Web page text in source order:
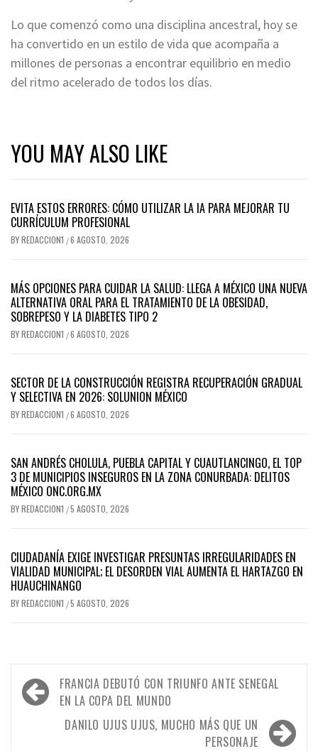
Lo que comenzó como una disciplina ancestral, hoy se
ha convertido en un estilo de vida que acompaña a
millones de personas a encontrar equilibrio en medio
del ritmo acelerado de todos los días.
YOU MAY ALSO LIKE
EVITA ESTOS ERRORES: CÓMO UTILIZAR LA IA PARA MEJORAR TU
CURRÍCULUM PROFESIONAL
BYREDACCION1 /6 AGOSTO, 2026
MÁS OPCIONES PARA CUIDAR LA SALUD: LLEGA A MÉXICO UNA NUEVA
ALTERNATIVA ORAL PARA EL TRATAMIENTO DE LA OBESIDAD,
SOBREPESO Y LA DIABETES TIPO 2
BYREDACCION1 /6 AGOSTO, 2026
SECTOR DE LA CONSTRUCCIÓN REGISTRA RECUPERACIÓN GRADUAL
Y SELECTIVA EN 2026: SOLUNION MÉXICO
BYREDACCION1 /6 AGOSTO, 2026
SAN ANDRÉS CHOLULA, PUEBLA CAPITAL Y CUAUTLANCINGO, EL TOP
3 DE MUNICIPIOS INSEGUROS EN LA ZONA CONURBADA: DELITOS
MÉXICO ONC.ORG.MX
BYREDACCION1 /5 AGOSTO, 2026
CIUDADANÍA EXIGE INVESTIGAR PRESUNTAS IRREGULARIDADES EN
VIALIDAD MUNICIPAL; EL DESORDEN VIAL AUMENTA EL HARTAZGO EN
HUAUCHINANGO
BYREDACCION1 /5 AGOSTO, 2026
Navegación
de
entradas
FRANCIA DEBUTÓ CON TRIUNFO ANTE SENEGAL
EN LA COPA DEL MUNDO
DANILO UJUS UJUS, MUCHO MÁS QUE UN
PERSONAJE